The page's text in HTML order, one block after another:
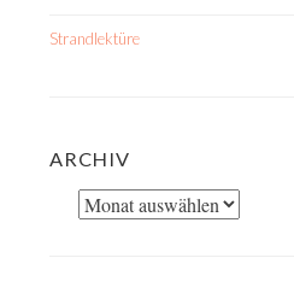
Strandlektüre
ARCHIV
Archiv